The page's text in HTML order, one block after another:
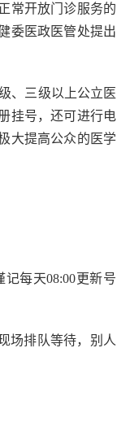
常开放门诊服务的
委医政医管处提出
、三级以上公立医
挂号，还可进行电
大提高公众的医学
每天08:00更新号
场排队等待，别人